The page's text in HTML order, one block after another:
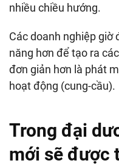
nhiều chiều hướng.
Các doanh nghiệp giờ
năng hơn để tạo ra
đơn giản hơn là phát
hoạt động (cung-cầu).
Trong đại
mới sẽ được